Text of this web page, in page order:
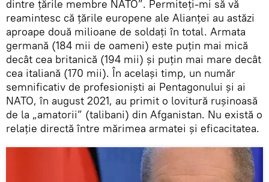
dintre țările membre NATO”. Permiteți-mi să vă
reamintesc că țările europene ale Alianței au astăzi
aproape două milioane de soldați în total. Armata
germană (184 mii de oameni) este puțin mai mică
decât cea britanică (194 mii) și puțin mai mare decât
cea italiană (170 mii). În același timp, un număr
semnificativ de profesioniști ai Pentagonului și ai
NATO, în august 2021, au primit o lovitură rușinoasă
de la „amatorii” (talibani) din Afganistan. Nu există o
relație directă între mărimea armatei și eficacitatea.